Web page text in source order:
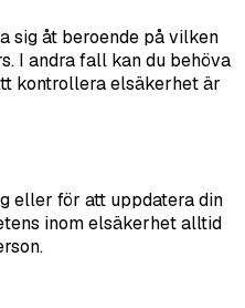
sig åt beroende på vilken
I andra fall kan du behöva
kontrollera elsäkerhet är
eller för att uppdatera din
inom elsäkerhet alltid